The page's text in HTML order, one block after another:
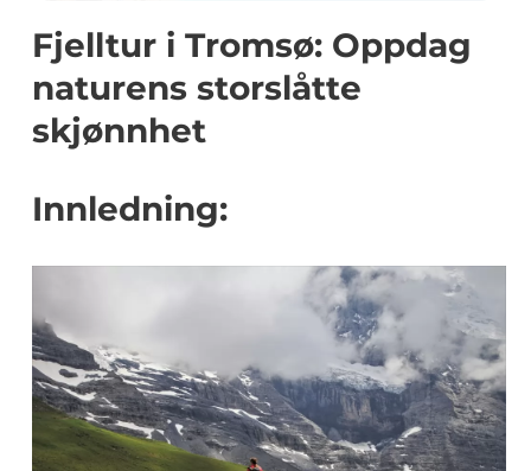
Fjelltur i Tromsø: Oppdag
naturens storslåtte
skjønnhet
Innledning: